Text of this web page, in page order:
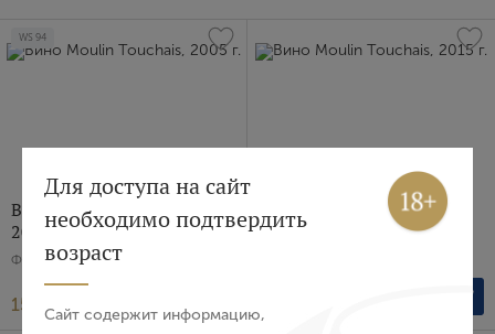
WS 94
Вино Moulin Touchais,
2005 г.
Франция, Белое, Сладкое, 0.75 л
15 195 ₽
Вино Moulin Touchais,
2015 г.
Для доступа на сайт
необходимо подтвердить
возраст
Сайт содержит информацию,
Вход Регистрация